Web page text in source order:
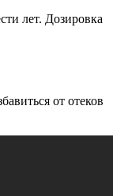
лет. Дозировка
от отеков